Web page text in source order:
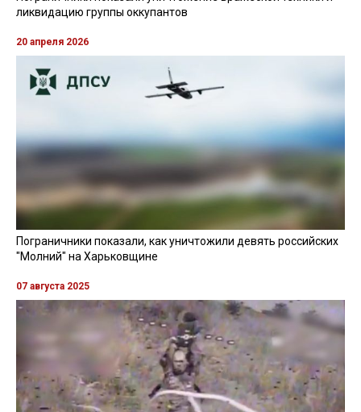
Херсонской ОВА
Херсонскую ГВА
В результате попадания вражеского БПЛА в
общественный транспорт на месте погиб мужчина.
Кроме того, ранения получили водитель и пассажирка
автобуса. Полицейские доставили обоих
необходимую медпомощь.